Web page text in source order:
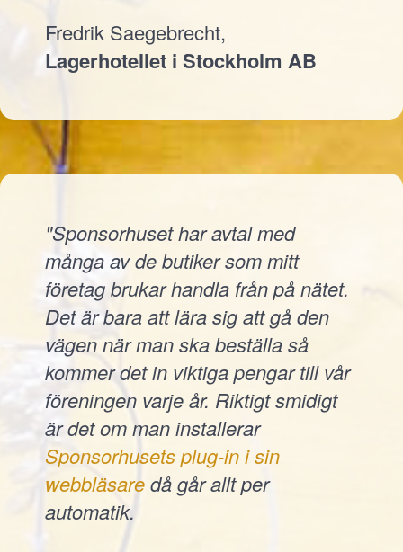
Fredrik Saegebrecht,
Lagerhotellet i Stockholm AB
"Sponsorhuset har avtal med
många av de butiker som mitt
företag brukar handla från på nätet.
Det är bara att lära sig att gå den
vägen när man ska beställa så
kommer det in viktiga pengar till vår
föreningen varje år. Riktigt smidigt
är det om man installerar
Sponsorhusets plug-in i sin
webbläsaredå går allt per
automatik.